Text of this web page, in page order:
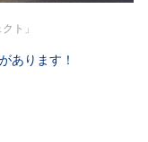
ト」
あります！